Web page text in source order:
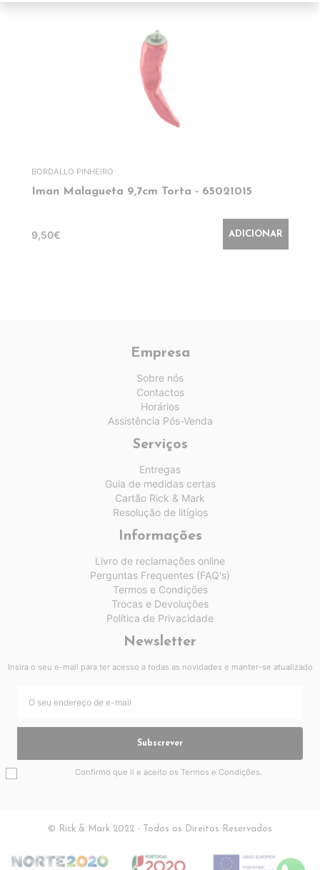
BORDALLO PINHEIRO
Iman Malagueta 9,7cm Torta - 65021015
9,50€ ADICIONAR
Empresa
Sobre nós
Contactos
Horários
Assistência Pós-Venda
Serviços
Entregas
Guia de medidas certas
Cartão Rick & Mark
Resolução de litígios
Informações
Livro de reclamações online
Perguntas Frequentes (FAQ's)
Termos e Condições
Trocas e Devoluções
Política de Privacidade
Newsletter
Insira o seu e-mail para ter acesso a todas as novidades e manter-se atualizado
Subscrever
Confirmo que li e aceito os Termos e Condições.
© Rick & Mark 2022 - Todos os Direitos Reservados